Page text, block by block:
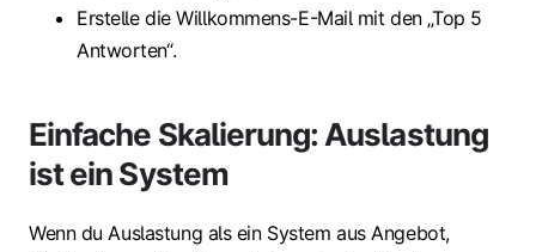
Erstelle die Willkommens-E-Mail mit den „Top 5
Antworten“.
Einfache Skalierung: Auslastung
ist ein System
Wenn du Auslastung als ein System aus Angebot,